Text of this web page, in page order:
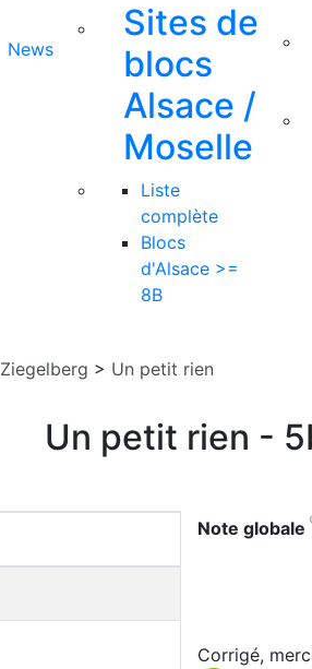
News
Sites de
blocs
Alsace /
Moselle
Liste
complète
Blocs
d'Alsace >=
8B
Ziegelberg > Un petit rien
Un petit rien -
Note globale
Corrigé,